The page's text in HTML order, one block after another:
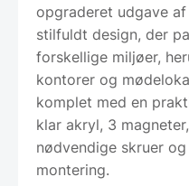
opgraderet udgave
stilfuldt design, der
forskellige miljøer,
kontorer og
komplet med en
klar akryl, 3
nødvendige skruer
montering.